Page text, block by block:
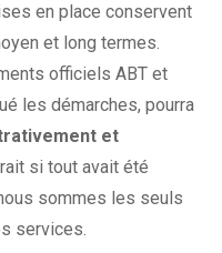
en place conservent
et long termes.
officiels ABT et
les démarches, pourra
et
si tout avait été
sommes les seuls
services.